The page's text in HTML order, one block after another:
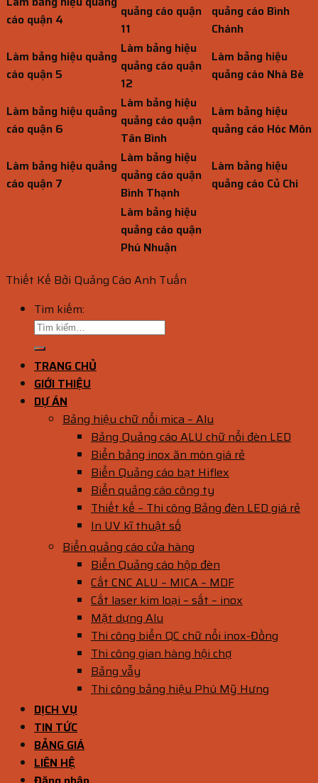
cáo quận 4
quảng cáo quận
11
quảng cáo Bình
Chánh
Làm bảng hiệu quảng
cáo quận 5
Làm bảng hiệu
quảng cáo quận
12
Làm bảng hiệu
quảng cáo Nhà Bè
Làm bảng hiệu quảng
cáo quận 6
Làm bảng hiệu
quảng cáo quận
Tân Bình
Làm bảng hiệu
quảng cáo Hóc Môn
Làm bảng hiệu quảng
cáo quận 7
Làm bảng hiệu
quảng cáo quận
Bình Thạnh
Làm bảng hiệu
quảng cáo Củ Chi
Làm bảng hiệu
quảng cáo quận
Phú Nhuận
Thiết Kế Bởi Quảng Cáo Anh Tuấn
Tìm kiếm:
TRANG CHỦ
GIỚI THIỆU
DỰ ÁN
Bảng hiệu chữ nổi mica – Alu
Bảng Quảng cáo ALU chữ nổi đèn LED
Biển bảng inox ăn mòn giá rẻ
Biển Quảng cáo bạt Hiflex
Biển quảng cáo công ty
Thiết kế – Thi công Bảng đèn LED giá rẻ
In UV kĩ thuật số
Biển quảng cáo cửa hàng
Biển Quảng cáo hộp đèn
Cắt CNC ALU – MICA – MDF
Cắt laser kim loại – sắt – inox
Mặt dựng Alu
Thi công biển QC chữ nổi inox-Đồng
Thi công gian hàng hội chợ
Bảng vẫy
Thi công bảng hiệu Phú Mỹ Hưng
DỊCH VỤ
TIN TỨC
BẢNG GIÁ
LIÊN HỆ